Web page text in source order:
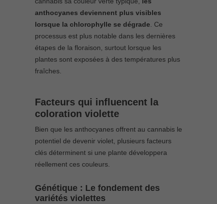
anthocyanes deviennent plus visibles
lorsque la chlorophylle se dégrade. Ce
processus est plus notable dans les dernières
étapes de la floraison, surtout lorsque les
plantes sont exposées à des températures plus
fraîches.
Facteurs qui influencent la
coloration violette
Bien que les anthocyanes offrent au cannabis le
potentiel de devenir violet, plusieurs facteurs
clés déterminent si une plante développera
réellement ces couleurs.
Génétique : Le fondement des
variétés violettes